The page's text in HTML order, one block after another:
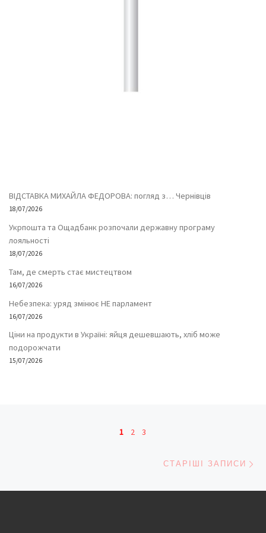
ВІДСТАВКА МИХАЙЛА ФЕДОРОВА: погляд з… Чернівців
18/07/2026
Укрпошта та Ощадбанк розпочали державну програму
лояльності
18/07/2026
Там, де смерть стає мистецтвом
16/07/2026
Небезпека: уряд змінює НЕ парламент
16/07/2026
Ціни на продукти в Україні: яйця дешевшають, хліб може
подорожчати
15/07/2026
Навігація записів
1 2 3
СТАРІШІ ЗАПИСИ